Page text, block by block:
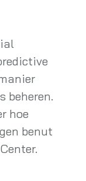
beheren.
hoe
benut